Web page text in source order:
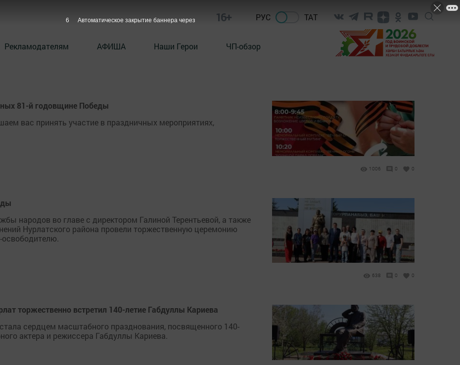
16+ РУС ТАТ
Рекламодателям АФИША Наши Герои ЧП-обзор
81-й годовщине Победы
вас принять участие в праздничных мероприятиях,
1006 0 0
народов во главе с директором Галиной Терентьевой, а также
Нурлатского района провели торжественную церемонию
638 0 0
торжественно встретил 140-летие Габдуллы Кариева
сердцем масштабного празднования, посвященного 140-
актера и режиссера Габдуллы Кариева.
5 Автоматическое закрытие баннера через